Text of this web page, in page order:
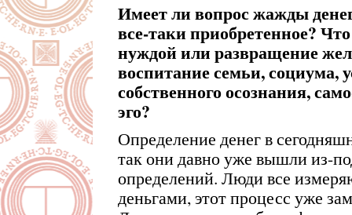
Имеет ли вопрос жажды
все-таки приобретенное?
нуждой или развращение
воспитание семьи, социума,
собственного осознания,
эго?
Определение денег в
так они давно уже вышли из-
определений. Люди все
деньгами, этот процесс уже